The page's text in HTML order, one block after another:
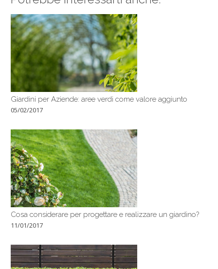
Giardini per Aziende: aree verdi come valore aggiunto
05/02/2017
Cosa considerare per progettare e realizzare un giardino?
11/01/2017